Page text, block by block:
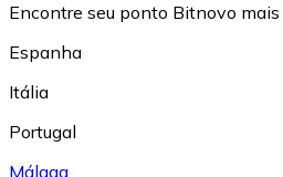
Encontre seu ponto Bitnovo
Espanha
Itália
Portugal
Málaga